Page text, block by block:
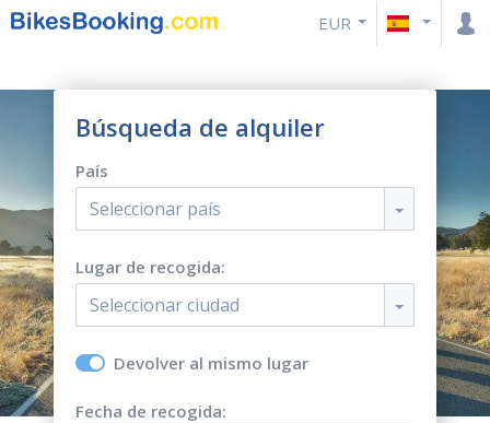
EUR
Búsqueda de alquiler
País
Seleccionar país
Lugar de recogida:
Seleccionar ciudad
Devolver al mismo lugar
Fecha de recogida: